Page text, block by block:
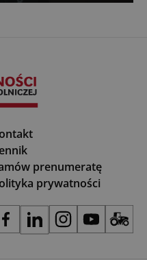
prenumeratę
prywatności